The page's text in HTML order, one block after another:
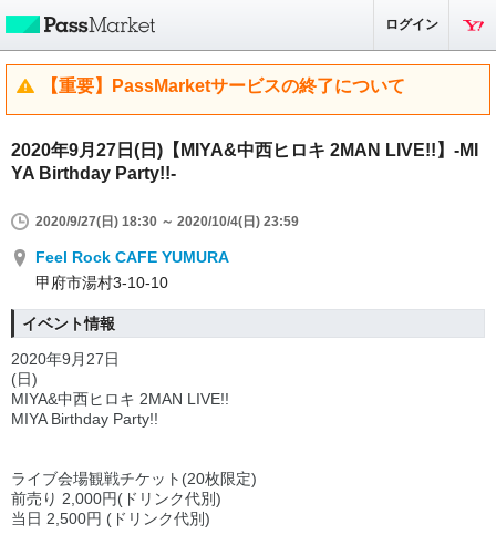
ログイン
【重要】PassMarketサービスの終了について
2020年9月27日(日)【MIYA&中西ヒロキ 2MAN LIVE!!】-MI
YA Birthday Party!!-
2020/9/27(日) 18:30 ～ 2020/10/4(日) 23:59
Feel Rock CAFE YUMURA
甲府市湯村3-10-10
イベント情報
2020年9月27日
(日)
MIYA&中西ヒロキ 2MAN LIVE!!
MIYA Birthday Party!!
ライブ会場観戦チケット(20枚限定)
前売り 2,000円(ドリンク代別)
当日 2,500円 (ドリンク代別)